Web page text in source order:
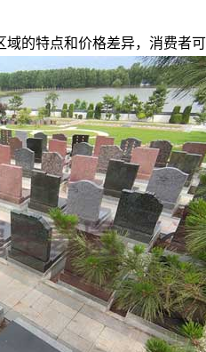
的特点和价格差异，消费者可